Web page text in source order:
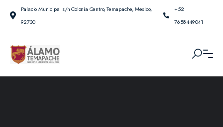
Palacio Municipal s/n Colonia Centro, Temapache, Mexico,
92730
+52
7658449041